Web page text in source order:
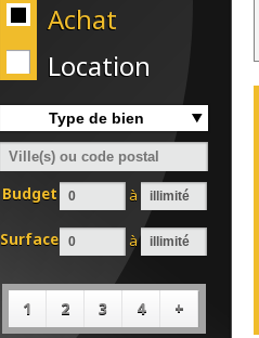
Achat
Location
Type de bien
Budget à
Surface à
1 2 3 4 +